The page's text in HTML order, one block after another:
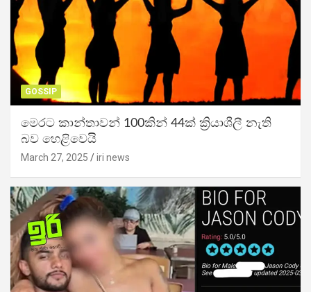
GOSSIP
මෙරට කාන්තාවන් 100කින් 44ක් ක්‍රියාශීලී නැති
බව හෙළිවෙයි
March 27, 2025 iri news